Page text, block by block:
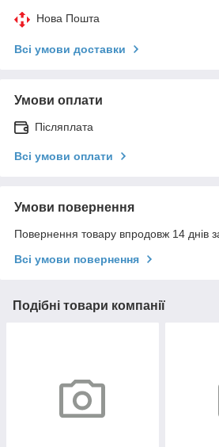
Нова Пошта
Всі умови доставки
Умови оплати
Післяплата
Всі умови оплати
Умови повернення
Повернення товару впродовж 14 днів
Всі умови повернення
Подібні товари компанії